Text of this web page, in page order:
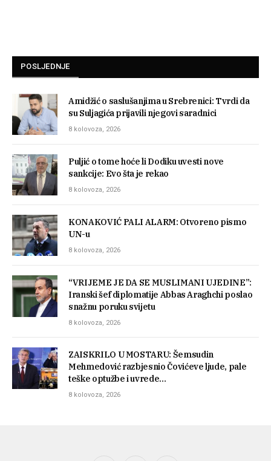
POSLJEDNJE
Amidžić o saslušanjima u Srebrenici: Tvrdi da
su Suljagića prijavili njegovi saradnici
8 kolovoza, 2026
Puljić o tome hoće li Dodiku uvesti nove
sankcije: Evo šta je rekao
8 kolovoza, 2026
KONAKOVIĆ PALI ALARM: Otvoreno pismo
UN-u
8 kolovoza, 2026
“VRIJEME JE DA SE MUSLIMANI UJEDINE”:
Iranski šef diplomatije Abbas Araghchi poslao
snažnu poruku svijetu
8 kolovoza, 2026
ZAISKRILO U MOSTARU: Šemsudin
Mehmedović razbjesnio Čovićeve ljude, pale
teške optužbe i uvrede…
8 kolovoza, 2026